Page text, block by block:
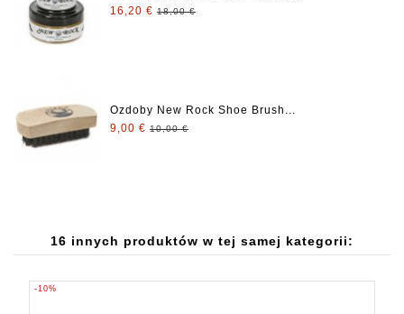
16,20 € 18,00 €
Ozdoby New Rock Shoe Brush...
9,00 € 10,00 €
16 innych produktów w tej samej kategorii:
-10%